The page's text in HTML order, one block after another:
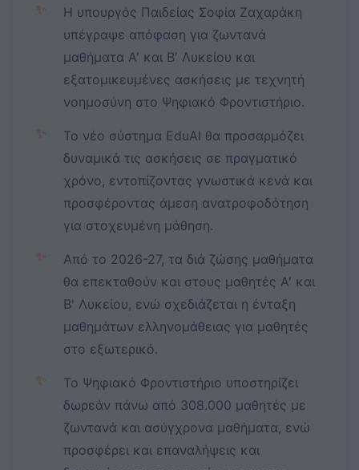
✨
Η υπουργός Παιδείας Σοφία Ζαχαράκη
υπέγραψε απόφαση για ζωντανά
μαθήματα Α' και Β' Λυκείου και
εξατομικευμένες ασκήσεις με τεχνητή
νοημοσύνη στο Ψηφιακό Φροντιστήριο.
✨
Το νέο σύστημα EduAI θα προσαρμόζει
δυναμικά τις ασκήσεις σε πραγματικό
χρόνο, εντοπίζοντας γνωστικά κενά και
προσφέροντας άμεση ανατροφοδότηση
για στοχευμένη μάθηση.
✨
Από το 2026-27, τα διά ζώσης μαθήματα
θα επεκταθούν και στους μαθητές Α' και
Β' Λυκείου, ενώ σχεδιάζεται η ένταξη
μαθημάτων ελληνομάθειας για μαθητές
στο εξωτερικό.
✨
Το Ψηφιακό Φροντιστήριο υποστηρίζει
δωρεάν πάνω από 308.000 μαθητές με
ζωντανά και ασύγχρονα μαθήματα, ενώ
προσφέρει και επαναλήψεις και